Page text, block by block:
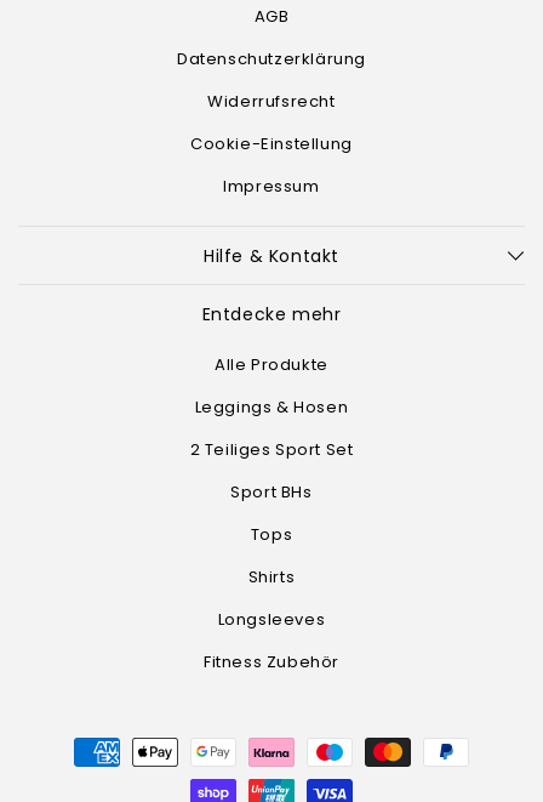
AGB
Datenschutzerklärung
Widerrufsrecht
Cookie-Einstellung
Impressum
Hilfe & Kontakt
Entdecke mehr
Alle Produkte
Leggings & Hosen
2 Teiliges Sport Set
Sport BHs
Tops
Shirts
Longsleeves
Fitness Zubehör
Zahlungsmethoden